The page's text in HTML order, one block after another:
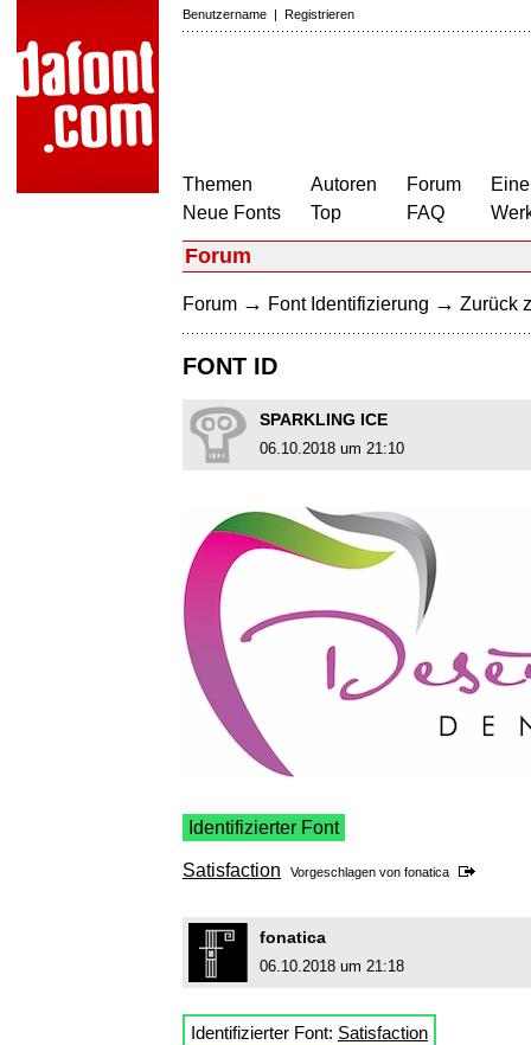
Benutzername | Registrieren
Themen
Neue Fonts
Autoren
Top
Forum
FAQ
Forum
Forum → Font Identifizierung → Zurück
FONT ID
SPARKLING ICE
06.10.2018 um 21:10
Identifizierter Font
Satisfaction Vorgeschlagen von fonatica
fonatica
06.10.2018 um 21:18
Identifizierter Font: Satisfaction